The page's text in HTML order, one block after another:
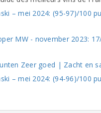
– mei 2024: (95-97)/100
MW - november 2023:
Zeer goed | Zacht en
– mei 2024: (94-96)/100